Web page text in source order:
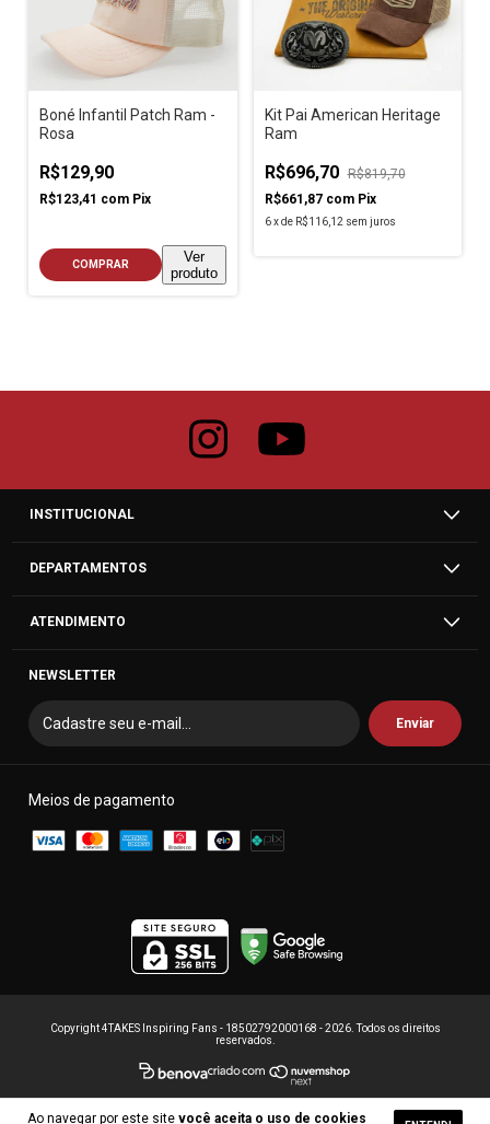
Ao navegar por este site você aceita o uso de cookies
Boné Infantil Patch Ram -
Rosa
R$129,90
R$123,41 com Pix
COMPRAR
Ver
produto
Kit Pai American Heritage
Ram
R$696,70 R$819,70
R$661,87 com Pix
6 xde R$116,12 sem juros
INSTITUCIONAL
DEPARTAMENTOS
ATENDIMENTO
NEWSLETTER
Meios de pagamento
Copyright 4TAKES Inspiring Fans - 18502792000168 - 2026. Todos os direitos
reservados.